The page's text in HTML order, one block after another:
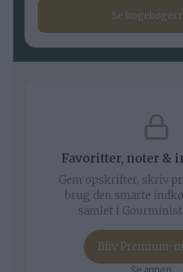
Se
Favoritter, noter &
Gem opskrifter, skriv
brug den smarte
samlet i
Bliv Premium-